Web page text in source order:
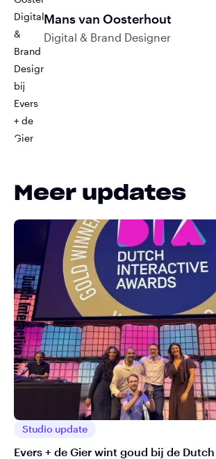
Mans van Oosterhout
Digital & Brand Designer
Meer updates
Studio update
Evers + de Gier wint goud bij de